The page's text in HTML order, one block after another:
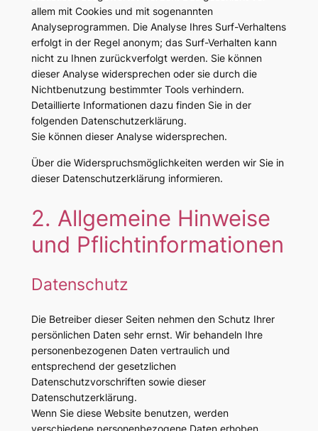
allem mit Cookies und mit sogenannten
Analyseprogrammen. Die Analyse Ihres Surf-Verhaltens
erfolgt in der Regel anonym; das Surf-Verhalten kann
nicht zu Ihnen zurückverfolgt werden. Sie können
dieser Analyse widersprechen oder sie durch die
Nichtbenutzung bestimmter Tools verhindern.
Detaillierte Informationen dazu finden Sie in der
folgenden Datenschutzerklärung.
Sie können dieser Analyse widersprechen.
Über die Widerspruchsmöglichkeiten werden wir Sie in
dieser Datenschutzerklärung informieren.
2. Allgemeine Hinweise
und Pflichtinformationen
Datenschutz
Die Betreiber dieser Seiten nehmen den Schutz Ihrer
persönlichen Daten sehr ernst. Wir behandeln Ihre
personenbezogenen Daten vertraulich und
entsprechend der gesetzlichen
Datenschutzvorschriften sowie dieser
Datenschutzerklärung.
Wenn Sie diese Website benutzen, werden
verschiedene personenbezogene Daten erhoben.